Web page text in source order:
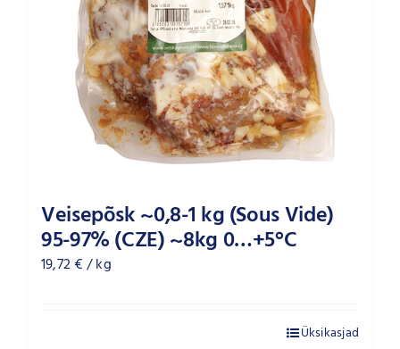
Veisepõsk ~0,8-1 kg (Sous Vide)
95-97% (CZE) ~8kg 0…+5°C
19,72€/ kg
Üksikasjad